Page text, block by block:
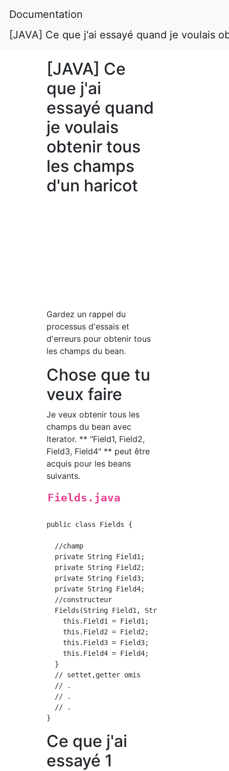
Documentation
[JAVA] Ce que j'ai essayé quand je voulais
[JAVA] Ce
que j'ai
essayé quand
je voulais
obtenir tous
les champs
d'un haricot
Gardez un rappel du
processus d'essais et
d'erreurs pour obtenir tous
les champs du bean.
Chose que tu
veux faire
Je veux obtenir tous les
champs du bean avec
Iterator. ** "Field1, Field2,
Field3, Field4" ** peut être
acquis pour les beans
suivants.
Fields.java
public class Fields {
  //champ
  private String Field1;
  private String Field2;
  private String Field3;
  private String Field4;
  //constructeur
Fields(String Field1, String Field2,
    this.Field1 = Field1;
    this.Field2 = Field2;
    this.Field3 = Field3;
    this.Field4 = Field4;
  }
  // settet,getter omis
  // .
  // .
  // .
Ce que j'ai
essayé 1